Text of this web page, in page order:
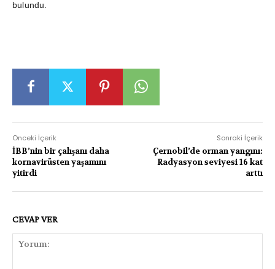
bulundu.
Önceki İçerik
İBB’nin bir çalışanı daha
kornavirüsten yaşamını
yitirdi
Sonraki İçerik
Çernobil’de orman yangını:
Radyasyon seviyesi 16 kat
arttı
CEVAP VER